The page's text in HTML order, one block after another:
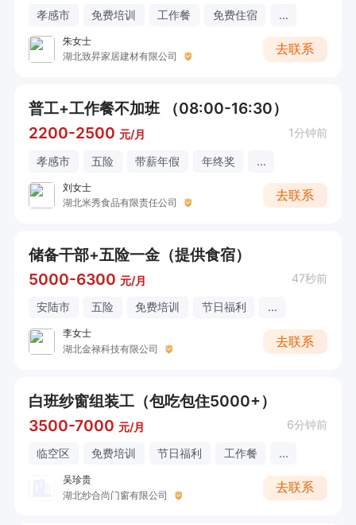
孝感市 免费培训 工作餐 免费住宿 ...
朱女士
湖北致昇家居建材有限公司
去联系
普工+工作餐不加班 （08:00-16:30）
2200-2500 元/月 1分钟前
孝感市 五险 带薪年假 年终奖 ...
刘女士
湖北米秀食品有限责任公司
去联系
储备干部+五险一金（提供食宿）
5000-6300 元/月 47秒前
安陆市 五险 免费培训 节日福利 ...
李女士
湖北金禄科技有限公司
去联系
白班纱窗组装工（包吃包住5000+）
3500-7000 元/月 6分钟前
临空区 免费培训 节日福利 工作餐 ...
吴珍贵
湖北纱合尚门窗有限公司
去联系